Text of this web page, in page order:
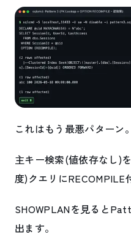
これはもう最悪パターン。
主キー検索(値依存なし)
度)クエリにRECOMPILE
SHOWPLANを見ると
出ます。